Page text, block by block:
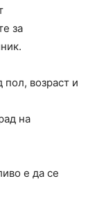
за
возраст и
на
е да се